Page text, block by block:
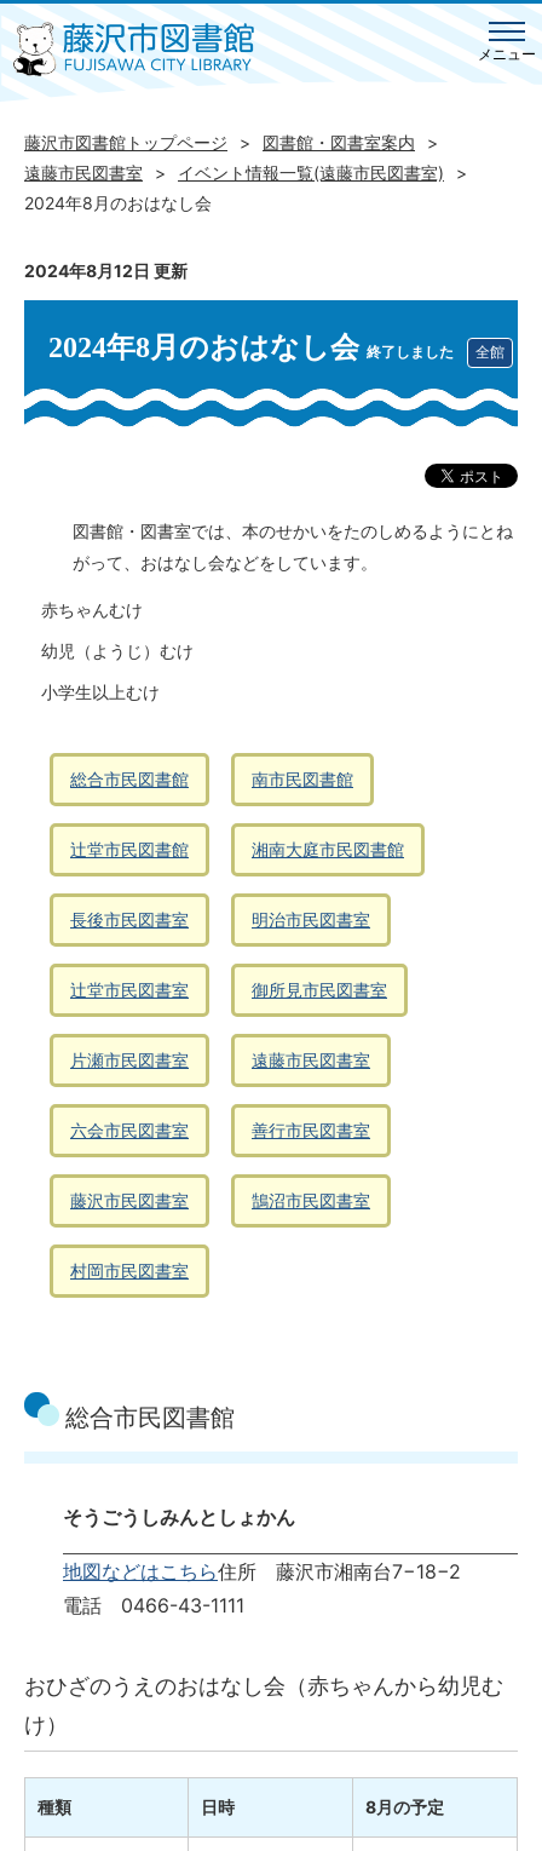
メニュー
藤沢市図書館トップページ
図書館・図書室案内
遠藤市民図書室
イベント情報一覧(遠藤市民図書室)
2024年8月のおはなし会
2024年8月12日 更新
2024年8月のおはなし会 終了しました 全館
図書館・図書室では、本のせかいをたのしめるようにとね
がって、おはなし会などをしています。
赤ちゃんむけ
幼児（ようじ）むけ
小学生以上むけ
総合市民図書館 南市民図書館
辻堂市民図書館 湘南大庭市民図書館
長後市民図書室 明治市民図書室
辻堂市民図書室 御所見市民図書室
片瀬市民図書室 遠藤市民図書室
六会市民図書室 善行市民図書室
藤沢市民図書室 鵠沼市民図書室
村岡市民図書室
総合市民図書館
そうごうしみんとしょかん
地図などはこちら住所 藤沢市湘南台7−18−2
電話 0466-43-1111
おひざのうえのおはなし会（赤ちゃんから幼児む
け）
種類 日時 8月の予定